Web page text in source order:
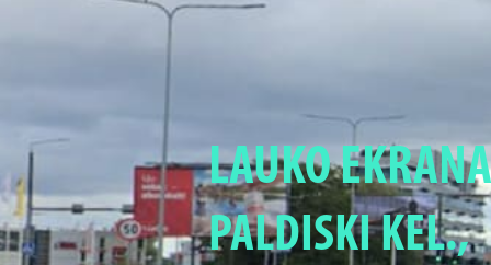
LAUKO
PALDISKI KEL.,